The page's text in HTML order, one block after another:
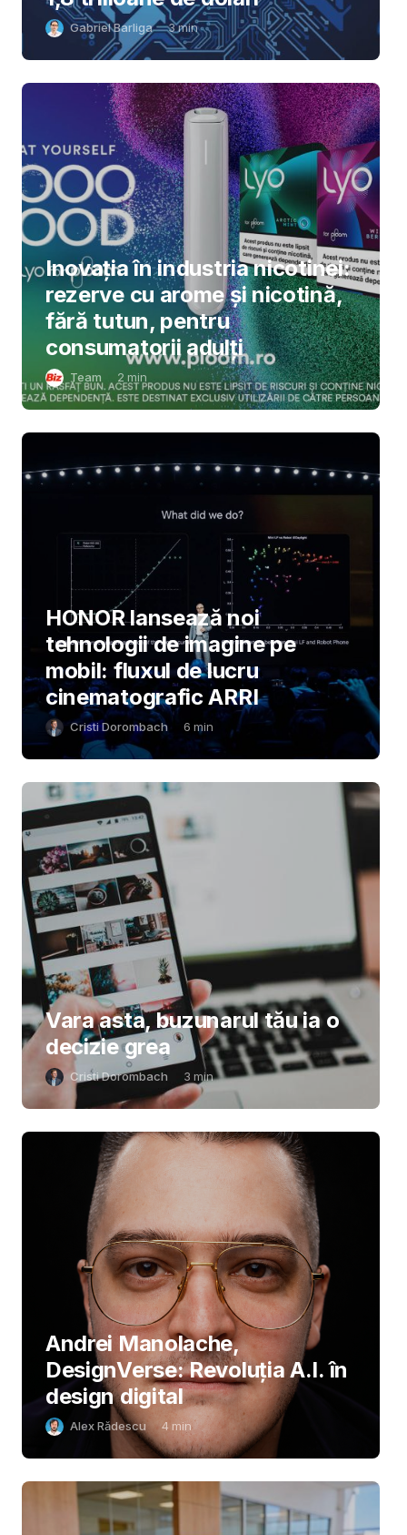
Gabriel Barliga 3min
Inovația în industria nicotinei:
rezerve cu arome și nicotină,
fără tutun, pentru
consumatorii adulți
Team 2 min
HONOR lansează noi
tehnologii de imagine pe
mobil: fluxul de lucru
cinematografic ARRI
Cristi Dorombach 6 min
Vara asta, buzunarul tău ia o
decizie grea
Cristi Dorombach 3 min
Andrei Manolache,
DesignVerse: Revoluția A.I. în
design digital
Alex Rădescu 4 min